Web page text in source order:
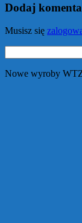
Dodaj
Musisz się
Nowe wyroby